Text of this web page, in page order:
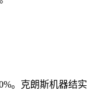
。克朗斯机器结实